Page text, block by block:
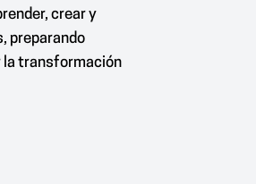
crear y
preparando
la transformación